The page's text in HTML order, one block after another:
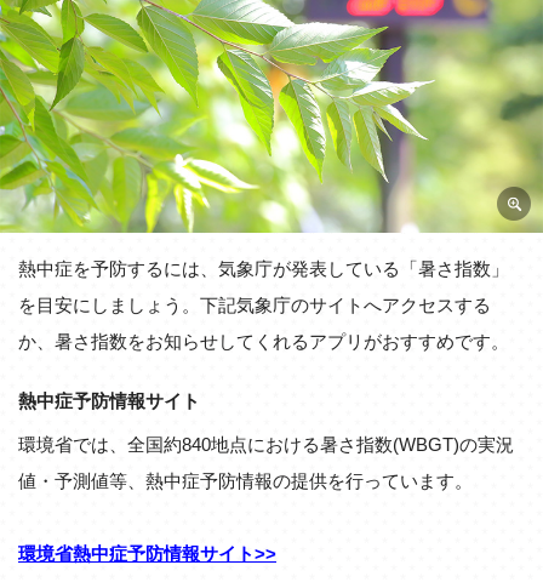
熱中症を予防するには、気象庁が発表している「暑さ指数」
を目安にしましょう。下記気象庁のサイトへアクセスする
か、暑さ指数をお知らせしてくれるアプリがおすすめです。
熱中症予防情報サイト
環境省では、全国約840地点における暑さ指数(WBGT)の実況
値・予測値等、熱中症予防情報の提供を行っています。
環境省熱中症予防情報サイト>>